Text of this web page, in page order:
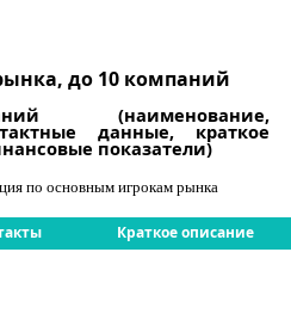
до 10 компаний
(наименование,
данные, краткое
показатели)
по основным игрокам рынка
Краткое описание